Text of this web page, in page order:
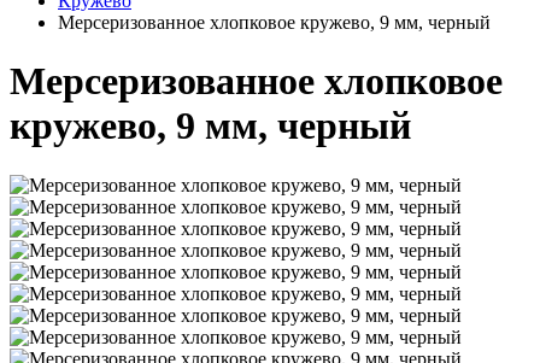
Мерсеризованное хлопковое кружево, 9 мм, черный
Мерсеризованное хлопковое
кружево, 9 мм, черный